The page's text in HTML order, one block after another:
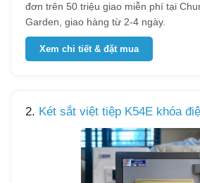
đơn trên 50 triệu giao miễn phí tại
Garden, giao hàng từ 2-4 ngày.
Xem chi tiết & đặt mua
2. Két sắt việt tiệp K54E khóa